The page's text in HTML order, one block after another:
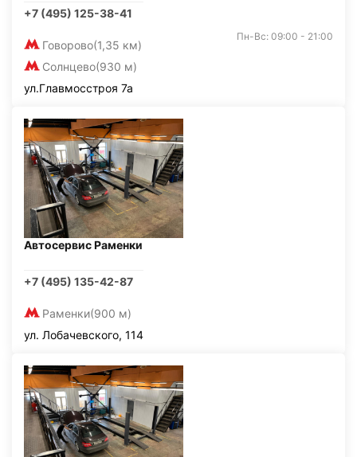
+7 (495) 125-38-41
Говорово(1,35 км)
Солнцево(930 м)
Пн-Вс: 09:00 - 21:00
ул.Главмосстроя 7а
Автосервис Раменки
+7 (495) 135-42-87
Раменки(900 м)
ул. Лобачевского, 114